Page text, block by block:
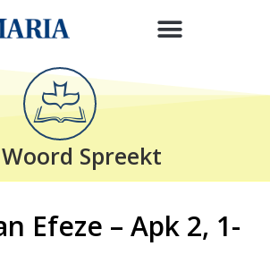
Spreekt
Efeze – Apk 2, 1-